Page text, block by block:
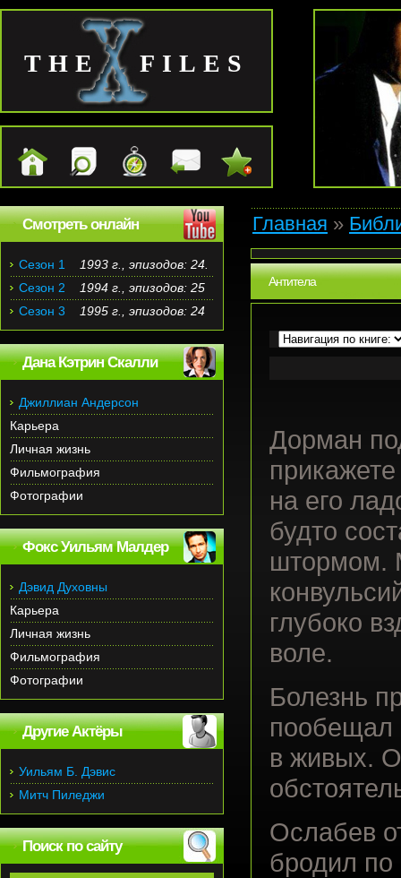
THE FILES
Главная »
Антитела
Дорман
на его
будто
штормом.
глубоко
воле.
Болезнь
пообещал
в живых.
Ослабев
бродил по
Смотреть онлайн
Сезон 1
1993 г., эпизодов: 24.
Сезон 2
1994 г., эпизодов: 25
Сезон 3
1995 г., эпизодов: 24
Дана Кэтрин Скалли
Джиллиан Андерсон
Карьера
Личная жизнь
Фильмография
Фотографии
Фокс Уильям Малдер
Дэвид Духовны
Карьера
Личная жизнь
Фильмография
Фотографии
Другие Актёры
Уильям Б. Дэвис
Митч Пиледжи
Поиск по сайту